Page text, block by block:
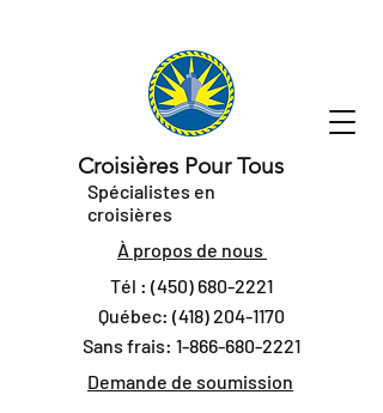
Croisières Pour Tous
Spécialistes en
croisières
À propos de nous
Tél : (450) 680-2221
Québec: (418) 204-1170
Sans frais: 1-866-680-2221
Demande de soumission